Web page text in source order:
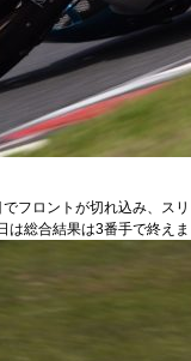
フロントが切れ込み、ス
総合結果は3番手で終えま